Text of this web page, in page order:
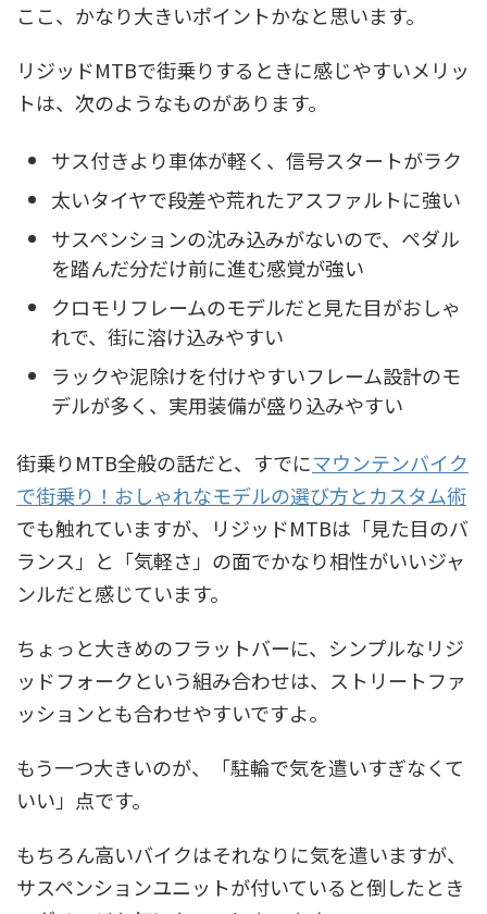
ここ、かなり大きいポイントかなと思います。
リジッドMTBで街乗りするときに感じやすいメリッ
トは、次のようなものがあります。
サス付きより車体が軽く、信号スタートがラク
太いタイヤで段差や荒れたアスファルトに強い
サスペンションの沈み込みがないので、ペダル
を踏んだ分だけ前に進む感覚が強い
クロモリフレームのモデルだと見た目がおしゃ
れで、街に溶け込みやすい
ラックや泥除けを付けやすいフレーム設計のモ
デルが多く、実用装備が盛り込みやすい
街乗りMTB全般の話だと、すでにマウンテンバイク
で街乗り！おしゃれなモデルの選び方とカスタム術
でも触れていますが、リジッドMTBは「見た目のバ
ランス」と「気軽さ」の面でかなり相性がいいジャ
ンルだと感じています。
ちょっと大きめのフラットバーに、シンプルなリジ
ッドフォークという組み合わせは、ストリートファ
ッションとも合わせやすいですよ。
もう一つ大きいのが、「駐輪で気を遣いすぎなくて
いい」点です。
もちろん高いバイクはそれなりに気を遣いますが、
サスペンションユニットが付いていると倒したとき